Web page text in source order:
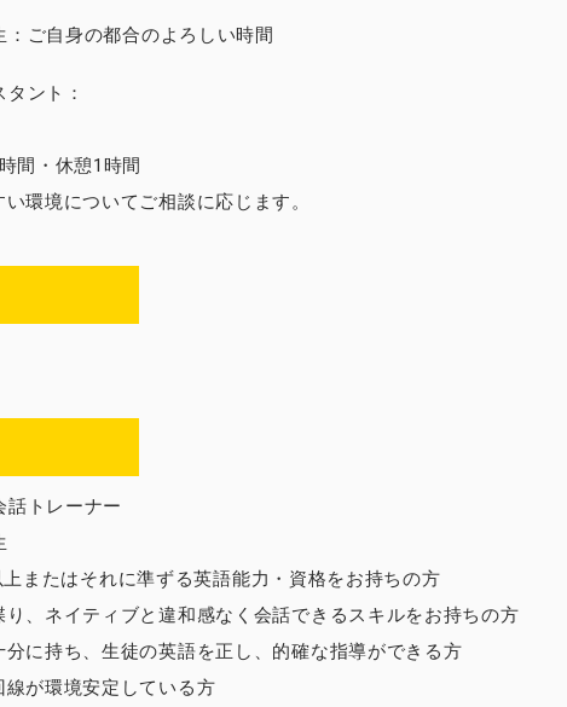
：ご自身の都合のよろしい時間
ント：
間・休憩1時間
環境についてご相談に応じます。
話トレーナー
上またはそれに準ずる英語能力・資格をお持ちの方
り、ネイティブと違和感なく会話できるスキルをお持ちの方
分に持ち、生徒の英語を正し、的確な指導ができる方
線が環境安定している方